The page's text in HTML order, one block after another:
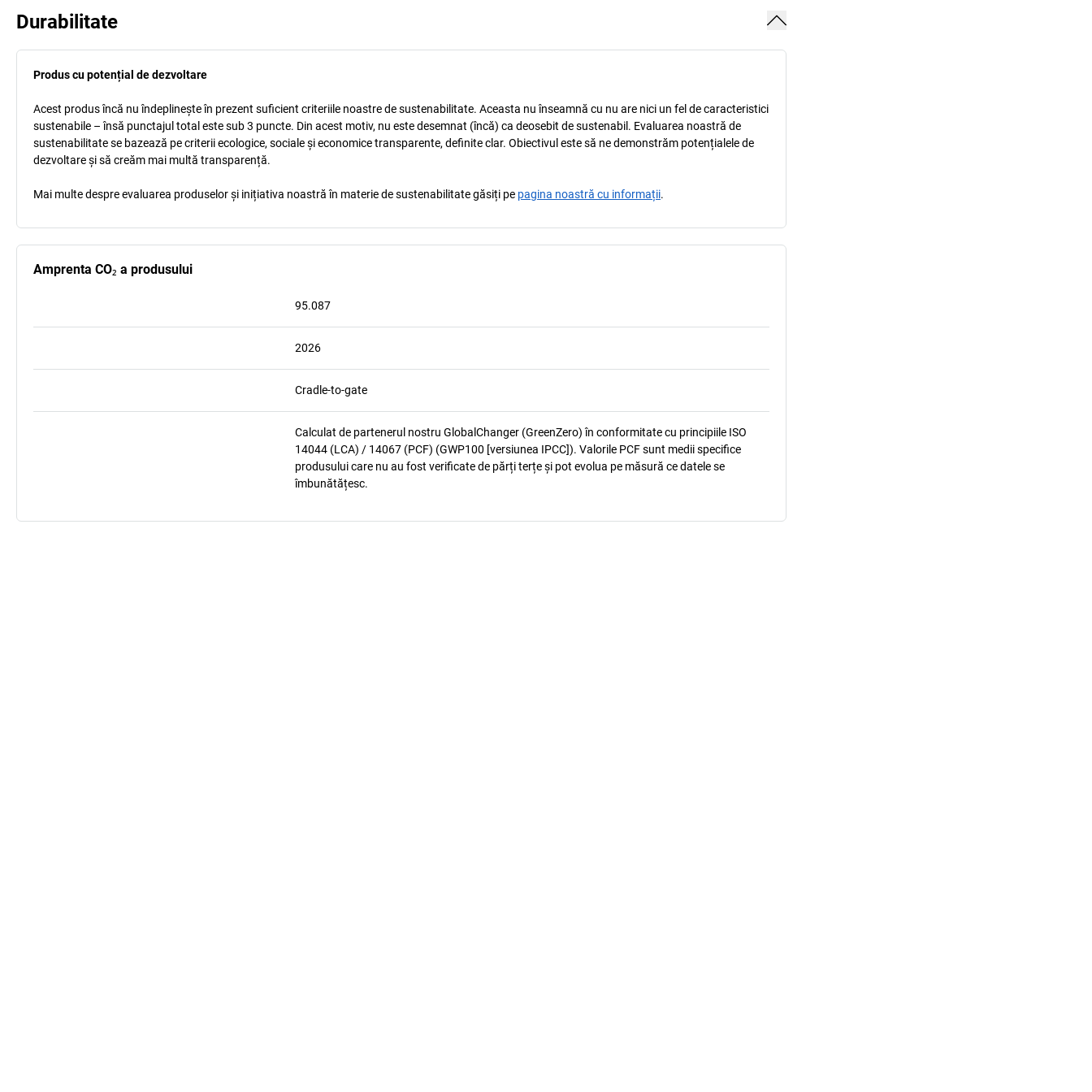
Durabilitate
Produs cu potențial de dezvoltare
Acest produs încă nu îndeplinește în prezent suficient criteriile noastre de sustenabilitate. Aceasta nu înseamnă cu nu are nici un fel de caracteristici
sustenabile – însă punctajul total este sub 3 puncte. Din acest motiv, nu este desemnat (încă) ca deosebit de sustenabil. Evaluarea noastră de
sustenabilitate se bazează pe criterii ecologice, sociale și economice transparente, definite clar. Obiectivul este să ne demonstrăm potențialele de
dezvoltare și să creăm mai multă transparență.
Mai multe despre evaluarea produselor și inițiativa noastră în materie de sustenabilitate găsiți pe pagina noastră cu informații.
Amprenta CO₂ a produsului
95.087
2026
Cradle-to-gate
Calculat de partenerul nostru GlobalChanger (GreenZero) în conformitate cu principiile ISO
14044 (LCA) / 14067 (PCF) (GWP100 [versiunea IPCC]). Valorile PCF sunt medii specifice
produsului care nu au fost verificate de părți terțe și pot evolua pe măsură ce datele se
îmbunătățesc.